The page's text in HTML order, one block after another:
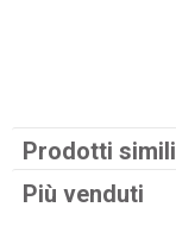
Prodotti simili
Più venduti